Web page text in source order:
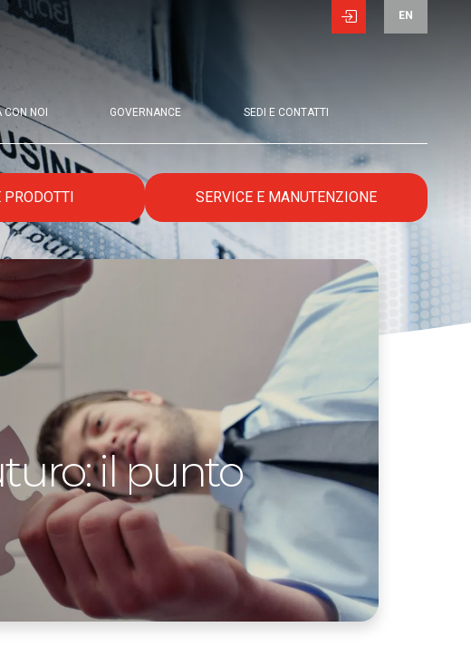
EN
NOI GOVERNANCE SEDI E CONTATTI
SERVICE E MANUTENZIONE
il punto